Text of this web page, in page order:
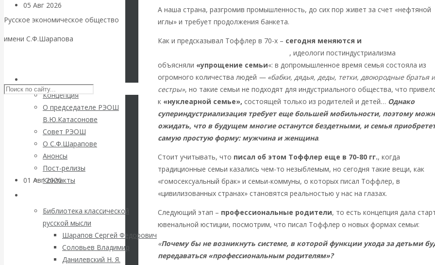
Русское экономическое общество
имени С.Ф.Шарапова
Концепция
О председателе РЭОШ
В.Ю.Катасонове
Совет РЭОШ
О С.Ф.Шарапове
Анонсы
Пост-релизы
Контакты
Библиотека классической
русской мысли
Шарапов Сергей Федорович
Соловьев Владимир
Данилевский Н. Я.
05 Авг 2026
Валентин
раз на тему
блокировки
банковских
счетов
01 Авг 2026Геополитика
ВАлентин
Катасонов.
Саммит НАТО в
А наша страна, разгромив промышленность, до сих пор живет за счет «нефтяной
иглы» и требует продолжения банкета.
Как и предсказывал Тоффлер в 70-х – сегодня меняются и
, идеологи постиндустриализма
объясняли «упрощение семьи«: в допромышленное время семья состояла из
огромного количества людей — «бабки, дядья, деды, тетки, двоюродные братья
сестры», но такие семьи не подходят для индустриального общества, что
к «нуклеарной семье», состоящей только из родителей и детей… Однако
супериндустриализация требует еще большей мобильности, поэтому
ожидать, что в будущем многие останутся бездетными, и семья
самую простую форму: мужчина и женщина.
Стоит учитывать, что писал об этом Тоффлер еще в 70-80 гг., когда
традиционные семьи казались чем-то незыблемым, но сегодня такие вещи, как
«гомосексуальный брак» и семьи-коммуны, о которых писал Тоффлер, в
«цивилизованных странах» становятся реальностью у нас на глазах.
Следующий этап – профессиональные родители, то есть концепция дала
ювенальной юстиции, посмотрим, что писал Тоффлер о новых формах семьи:
«Почему бы не возникнуть системе, в которой функции ухода за детьми
передаваться «профессиональным родителям»?